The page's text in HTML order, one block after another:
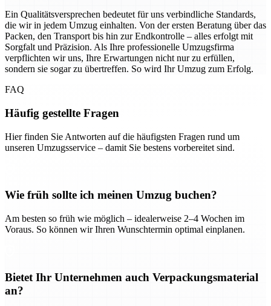
Ein Qualitätsversprechen bedeutet für uns verbindliche Standards,
die wir in jedem Umzug einhalten. Von der ersten Beratung über das
Packen, den Transport bis hin zur Endkontrolle – alles erfolgt mit
Sorgfalt und Präzision. Als Ihre professionelle Umzugsfirma
verpflichten wir uns, Ihre Erwartungen nicht nur zu erfüllen,
sondern sie sogar zu übertreffen. So wird Ihr Umzug zum Erfolg.
FAQ
Häufig gestellte Fragen
Hier finden Sie Antworten auf die häufigsten Fragen rund um
unseren Umzugsservice – damit Sie bestens vorbereitet sind.
Wie früh sollte ich meinen Umzug buchen?
Am besten so früh wie möglich – idealerweise 2–4 Wochen im
Voraus. So können wir Ihren Wunschtermin optimal einplanen.
Bietet Ihr Unternehmen auch Verpackungsmaterial
an?